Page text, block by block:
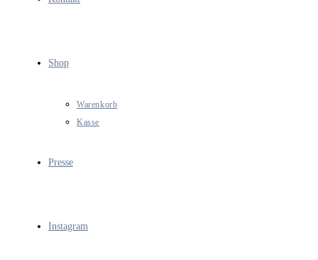
Shop
Warenkorb
Kasse
Presse
Instagram